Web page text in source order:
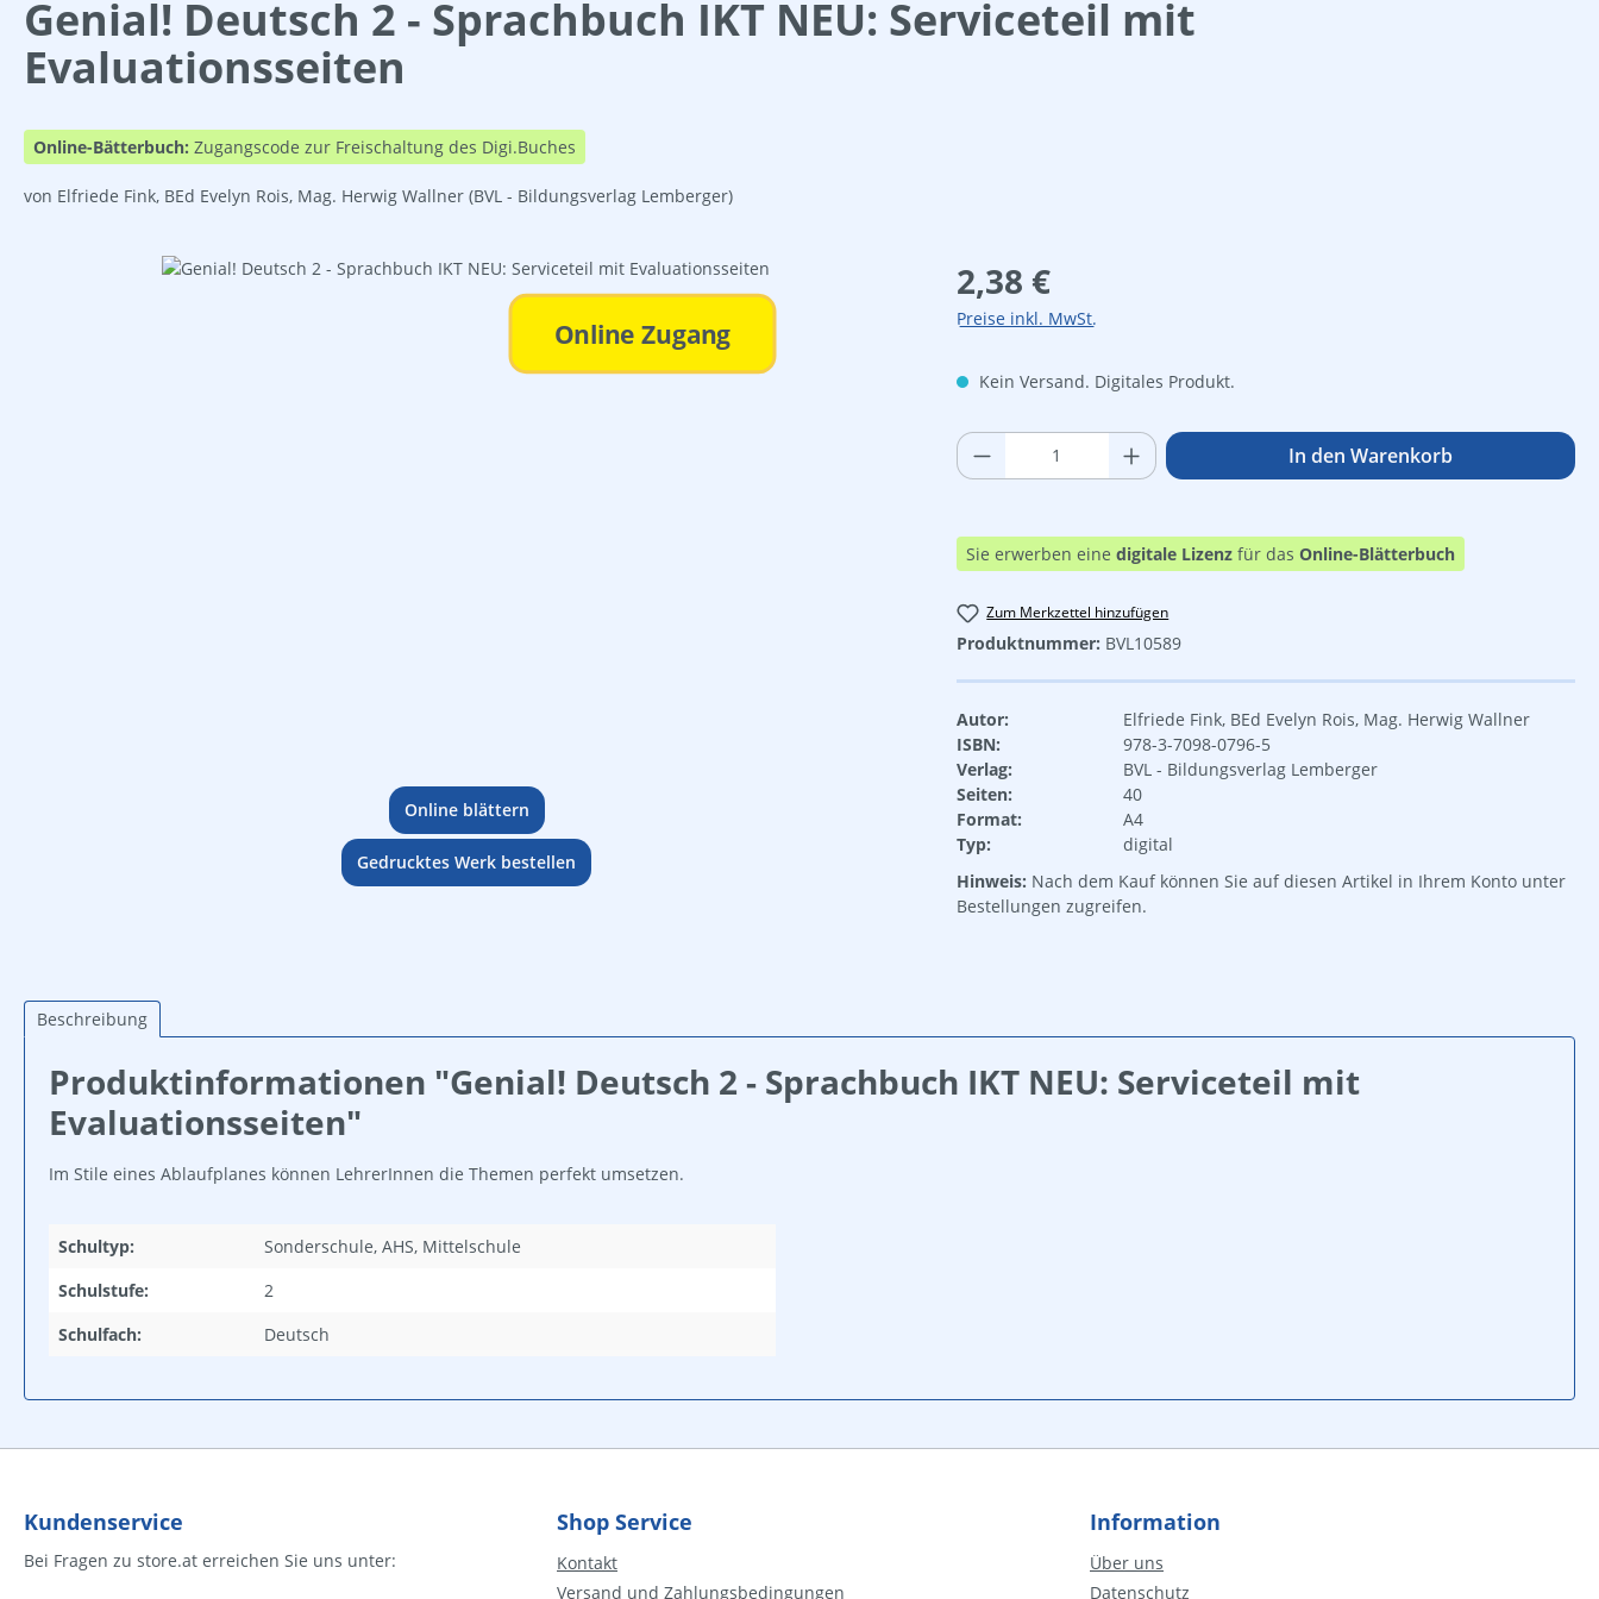
Genial! Deutsch 2 - Sprachbuch IKT NEU: Serviceteil mit
Evaluationsseiten
Online-Bätterbuch: Zugangscode zur Freischaltung des Digi.Buches
von Elfriede Fink, BEd Evelyn Rois, Mag. Herwig Wallner (BVL - Bildungsverlag Lemberger)
Bildergalerie überspringen
Online Zugang
Online blättern
Gedrucktes Werk bestellen
Regulärer Preis:
2,38 €
Preise inkl. MwSt.
Kein Versand. Digitales Produkt.
Produkt Anzahl: Gib den gewünschten Wert
In den Warenkorb
Sie erwerben eine digitale Lizenz für das Online-Blätterbuch
Zum Merkzettel hinzufügen
Produktnummer: BVL10589
Autor:
Elfriede Fink, BEd Evelyn Rois, Mag. Herwig Wallner
ISBN:
978-3-7098-0796-5
Verlag:
BVL - Bildungsverlag Lemberger
Seiten:
40
Format:
A4
Typ:
digital
Hinweis: Nach dem Kauf können Sie auf diesen Artikel in Ihrem Konto unter
Bestellungen zugreifen.
Beschreibung
Produktinformationen "Genial! Deutsch 2 - Sprachbuch IKT NEU: Serviceteil mit
Evaluationsseiten"
Im Stile eines Ablaufplanes können LehrerInnen die Themen perfekt umsetzen.
Schultyp:
Sonderschule, AHS, Mittelschule
Schulstufe:
2
Schulfach:
Deutsch
Kundenservice
Bei Fragen zu store.at erreichen Sie uns unter:
Shop Service
Kontakt
Versand und Zahlungsbedingungen
Information
Über uns
Datenschutz